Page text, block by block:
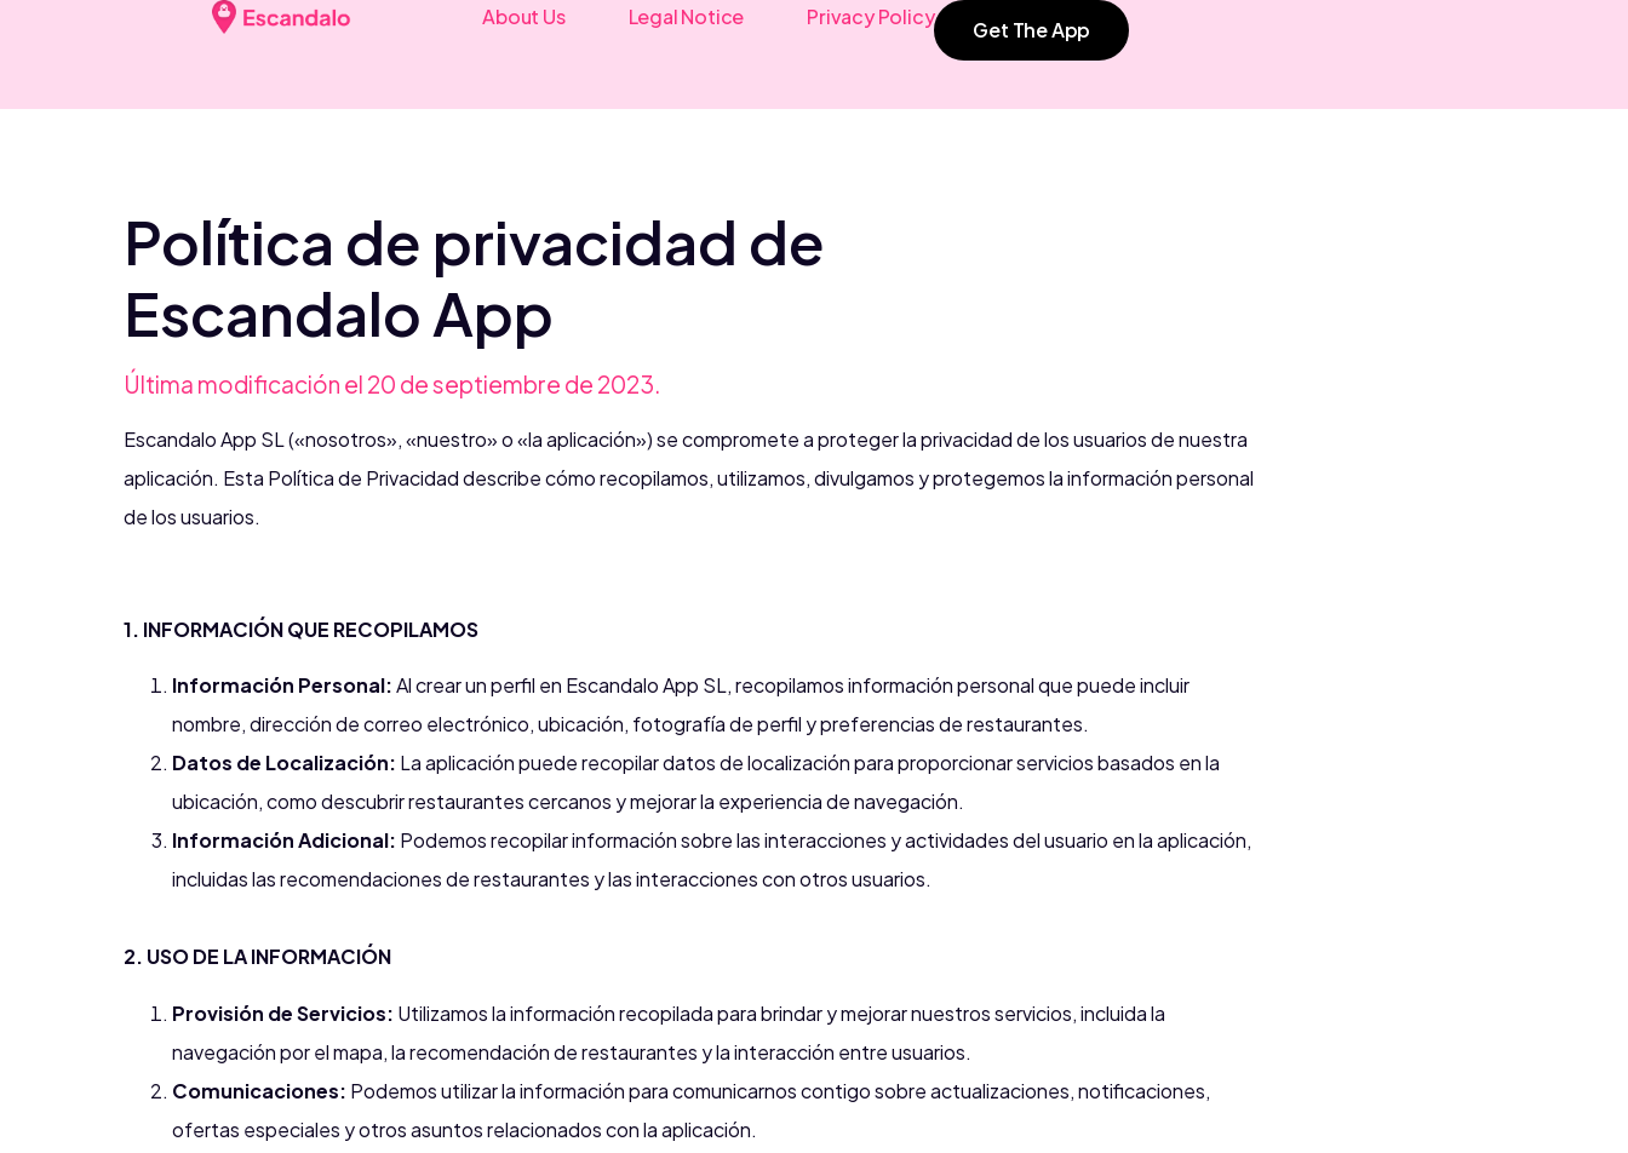
About Us Legal Notice Privacy Policy
Get The App
Política de privacidad de
Escandalo App
Última modificación el 20 de septiembre de 2023.
Escandalo App SL («nosotros», «nuestro» o «la aplicación») se compromete a proteger la privacidad de los usuarios de nuestra
aplicación. Esta Política de Privacidad describe cómo recopilamos, utilizamos, divulgamos y protegemos la información personal
de los usuarios.
1. INFORMACIÓN QUE RECOPILAMOS
Información Personal:Al crear un perfil en Escandalo App SL, recopilamos información personal que puede incluir
nombre, dirección de correo electrónico, ubicación, fotografía de perfil y preferencias de restaurantes.
Datos de Localización: La aplicación puede recopilar datos de localización para proporcionar servicios basados en la
ubicación, como descubrir restaurantes cercanos y mejorar la experiencia de navegación.
Información Adicional: Podemos recopilar información sobre las interacciones y actividades del usuario en la aplicación,
incluidas las recomendaciones de restaurantes y las interacciones con otros usuarios.
2. USO DE LA INFORMACIÓN
Provisión de Servicios: Utilizamos la información recopilada para brindar y mejorar nuestros servicios, incluida la
navegación por el mapa, la recomendación de restaurantes y la interacción entre usuarios.
Comunicaciones: Podemos utilizar la información para comunicarnos contigo sobre actualizaciones, notificaciones,
ofertas especiales y otros asuntos relacionados con la aplicación.